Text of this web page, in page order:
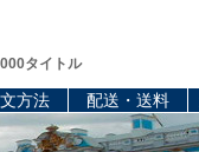
タイトル
方法 配送・送料